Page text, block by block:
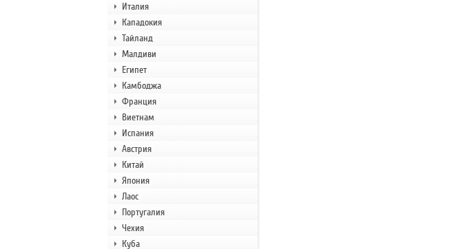
Италия
Кападокия
Тайланд
Малдиви
Египет
Камбоджа
Франция
Виетнам
Испания
Австрия
Китай
Япония
Лаос
Португалия
Чехия
Куба